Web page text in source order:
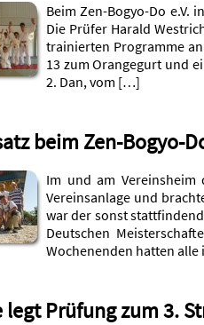
Beim Zen-Bogyo-Do
Die Prüfer Harald
trainierten Programme
13 zum Orangegurt und
2. Dan, vom […]
beim Zen-Bogyo-
Im und am Vereinsheim
Vereinsanlage und
war der sonst
Deutschen
Wochenenden hatten
legt Prüfung zum 3.